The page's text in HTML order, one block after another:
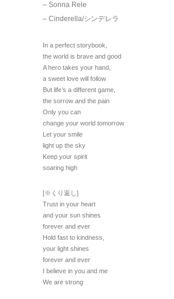
– Sonna Rele
– Cinderella/シンデレラ
In a perfect storybook,
the world is brave and good
A hero takes your hand,
a sweet love will follow
But life’s a different game,
the sorrow and the pain
Only you can
change your world tomorrow
Let your smile
light up the sky
Keep your spirit
soaring high
[※くり返し]
Trust in your heart
and your sun shines
forever and ever
Hold fast to kindness,
your light shines
forever and ever
I believe in you and me
We are strong